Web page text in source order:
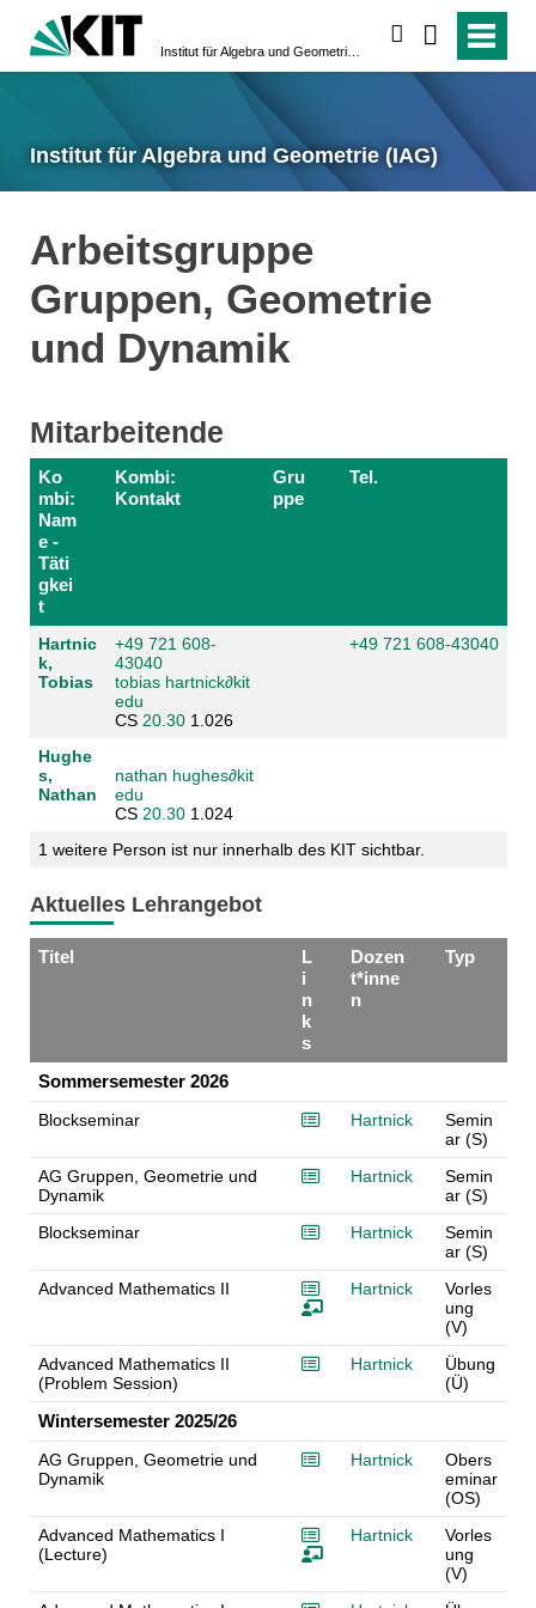
Institut für Algebra und Geometrie (IAG)
Arbeitsgruppe
Gruppen, Geometrie
und Dynamik
Mitarbeitende
Ko
mbi:
Nam
e -
Täti
gkei
t
Kombi:
Kontakt
Gru
ppe
Tel.
Hartnic
k,
Tobias
+49 721 608-
43040
tobias hartnick∂kit
edu
CS 20.301.026
+49 721 608-43040
Hughe
s,
Nathan
nathan hughes∂kit
edu
CS 20.301.024
1 weitere Person ist nur innerhalb des KIT sichtbar.
Aktuelles Lehrangebot
Titel
L
i
n
k
s
Dozen
t*inne
n
Typ
Sommersemester 2026
Blockseminar Hartnick
Semin
ar (S)
AG Gruppen, Geometrie und
Dynamik
Hartnick
Semin
ar (S)
Blockseminar
Hartnick
Semin
ar (S)
Advanced Mathematics II
Hartnick
Vorles
ung
(V)
Advanced Mathematics II
(Problem Session)
Hartnick
Übung
(Ü)
Wintersemester 2025/26
AG Gruppen, Geometrie und
Dynamik
Hartnick
Obers
eminar
(OS)
Advanced Mathematics I
(Lecture)
Hartnick
Vorles
ung
(V)